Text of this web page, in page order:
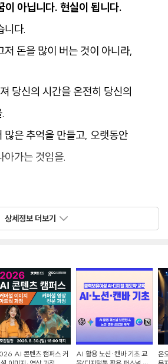
이 아닙니다. 현실이 됩니다.
니다.
저 돈을 많이 버는 것이 아니라,
당신의 시간을 온전히 당신의
많은 추억을 만들고, 오랫동안
아가는 것임을.
맵입니다.
상세정보 더보기
AI 콘텐츠 캠퍼스 커
AI 활용 노션·캔바 기초 교
온